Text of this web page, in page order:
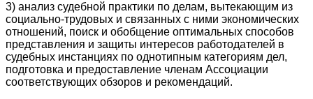
3) анализ судебной практики по делам, вытекающим из
социально-трудовых и связанных с ними экономических
отношений, поиск и обобщение оптимальных способов
представления и защиты интересов работодателей в
судебных инстанциях по однотипным категориям дел,
подготовка и предоставление членам Ассоциации
соответствующих обзоров и рекомендаций.